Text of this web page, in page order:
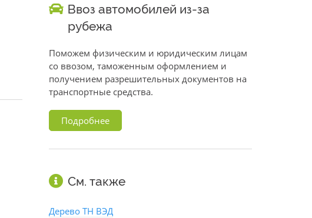
Ввоз автомобилей из-за
рубежа
Поможем физическим и юридическим лицам
со ввозом, таможенным оформлением и
получением разрешительных документов на
транспортные средства.
Подробнее
См. также
Дерево ТН ВЭД